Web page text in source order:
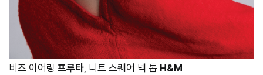
비즈 이어링 프루타, 니트 스퀘어 넥 톱 H&M